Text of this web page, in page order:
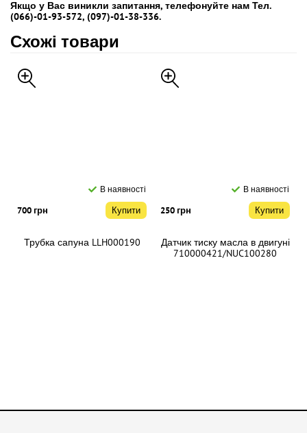
Якщо у Вас виникли запитання, телефонуйте нам Тел.
(066)-01-93-572, (097)-01-38-336.
Схожі товари
В наявності
700 грн Купити
Трубка сапуна LLH000190
В наявності
250 грн Купити
Датчик тиску масла в двигуні
710000421/NUC100280
350 грн Купити 400 грн Купити